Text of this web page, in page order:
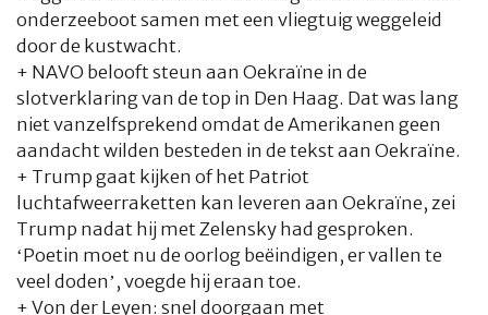
onderzeeboot samen met een vliegtuig weggeleid
door de kustwacht.
+ NAVO belooft steun aan Oekraïne in de
slotverklaring van de top in Den Haag. Dat was lang
niet vanzelfsprekend omdat de Amerikanen geen
aandacht wilden besteden in de tekst aan Oekraïne.
+ Trump gaat kijken of het Patriot
luchtafweerraketten kan leveren aan Oekraïne, zei
Trump nadat hij met Zelensky had gesproken.
‘Poetin moet nu de oorlog beëindigen, er vallen te
veel doden’, voegde hij eraan toe.
+ Von der Leyen: snel doorgaan met